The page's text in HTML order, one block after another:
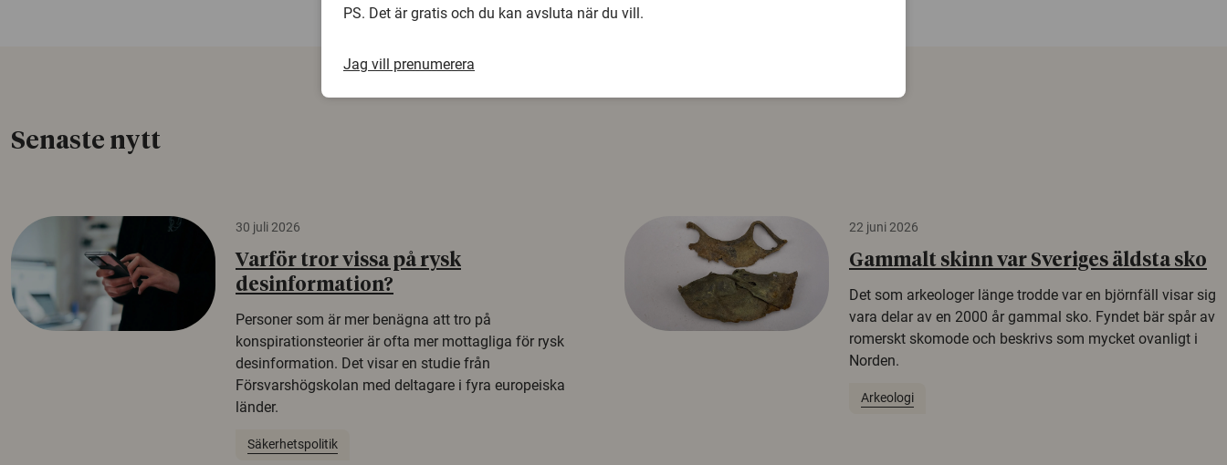
Senaste nytt
30 juli 2026
Varför tror vissa på rysk
desinformation?
Personer som är mer benägna att tro på
konspirationsteorier är ofta mer mottagliga för rysk
desinformation. Det visar en studie från
Försvarshögskolan med deltagare i fyra europeiska
länder.
Säkerhetspolitik
22 juni 2026
Gammalt skinn var Sveriges äldsta sko
Det som arkeologer länge trodde var en björnfäll visar sig
vara delar av en 2000 år gammal sko. Fyndet bär spår av
romerskt skomode och beskrivs som mycket ovanligt i
Norden.
Arkeologi
PS. Det är gratis och du kan avsluta när du vill.
Jag vill prenumerera